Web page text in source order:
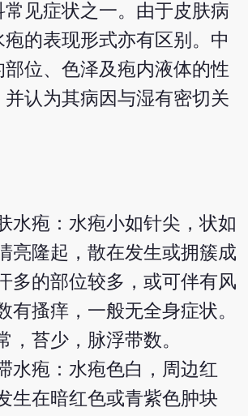
见症状之一。由于皮肤病
的表现形式亦有区别。中
部位、色泽及疱内液体的性
并认为其病因与湿有密切关
水疱：水疱小如针尖，状如
亮隆起，散在发生或拥簇成
多的部位较多，或可伴有风
有搔痒，一般无全身症状。
，苔少，脉浮带数。
水疱：水疱色白，周边红
生在暗红色或青紫色肿块